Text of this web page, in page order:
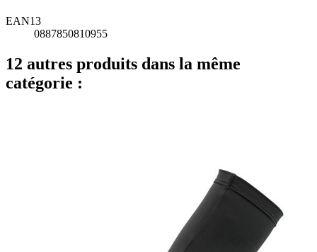
EAN13
0887850810955
12 autres produits dans la même
catégorie :